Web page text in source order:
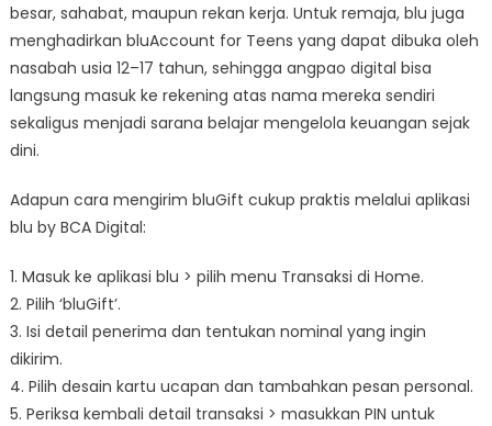
besar, sahabat, maupun rekan kerja. Untuk remaja, blu juga
menghadirkan bluAccount for Teens yang dapat dibuka oleh
nasabah usia 12–17 tahun, sehingga angpao digital bisa
langsung masuk ke rekening atas nama mereka sendiri
sekaligus menjadi sarana belajar mengelola keuangan sejak
dini.
Adapun cara mengirim bluGift cukup praktis melalui aplikasi
blu by BCA Digital:
1. Masuk ke aplikasi blu > pilih menu Transaksi di Home.
2. Pilih ‘bluGift’.
3. Isi detail penerima dan tentukan nominal yang ingin
dikirim.
4. Pilih desain kartu ucapan dan tambahkan pesan personal.
5. Periksa kembali detail transaksi > masukkan PIN untuk